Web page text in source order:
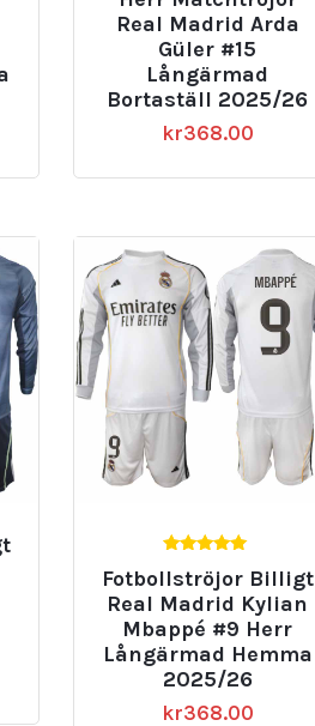
Real Madrid Arda
Güler #15
Långärmad
Bortaställ 2025/26
kr368.00
av 5
Fotbollströjor Billigt
Real Madrid Kylian
Mbappé #9 Herr
Långärmad Hemma
2025/26
kr368.00